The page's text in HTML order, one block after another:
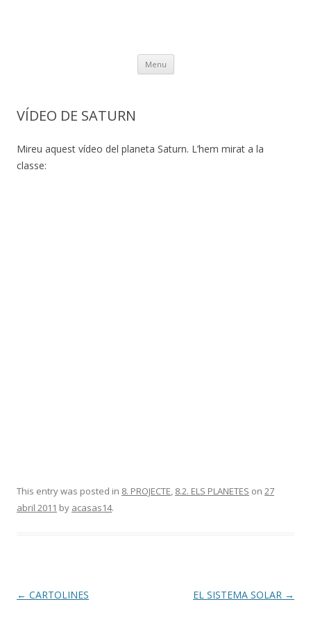
Menu Skip
content
VÍDEO DE SATURN
Mireu aquest vídeo del planeta Saturn. L’hem mirat a la
classe:
This entry was posted in 8. PROJECTE, 8.2. ELS PLANETES on 27
abril 2011 by acasas14.
Post
← CARTOLINES EL SISTEMA SOLAR →